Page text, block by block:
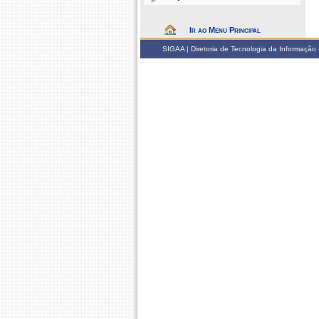
Ir ao Menu Principal
SIGAA | Diretoria de Tecnologia da